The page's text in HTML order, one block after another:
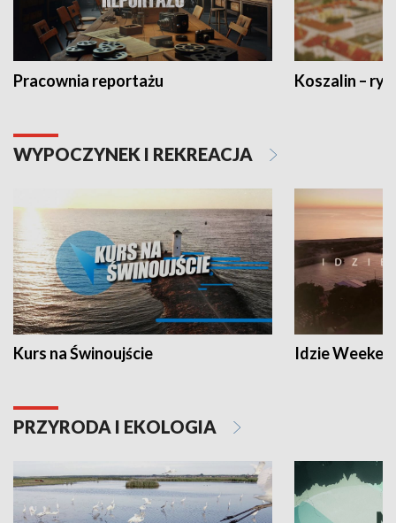
Pracownia reportażu Koszalin –
WYPOCZYNEK I REKREACJA
Kurs na Świnoujście Idzie
PRZYRODA I EKOLOGIA